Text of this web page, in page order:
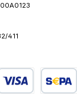
411